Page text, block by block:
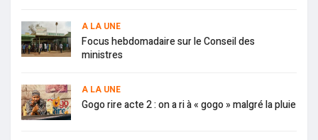
A LA UNE
Focus hebdomadaire sur le Conseil des
ministres
A LA UNE
Gogo rire acte 2 : on a ri à « gogo » malgré la pluie